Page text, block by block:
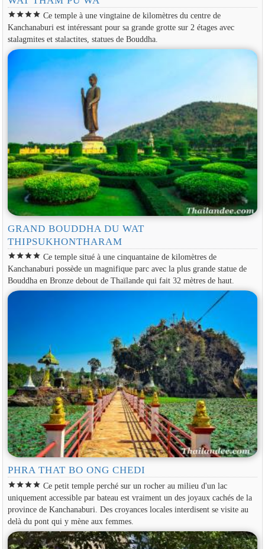
starstarstarstar Ce temple à une vingtaine de kilomètres du centre de
Kanchanaburi est intéressant pour sa grande grotte sur 2 étages avec
stalagmites et stalactites, statues de Bouddha.
GRAND BOUDDHA DU WAT
THIPSUKHONTHARAM
starstarstarstar Ce temple situé à une cinquantaine de kilomètres de
Kanchanaburi possède un magnifique parc avec la plus grande statue de
Bouddha en Bronze debout de Thaïlande qui fait 32 mètres de haut.
PHRA THAT BO ONG CHEDI
starstarstarstar Ce petit temple perché sur un rocher au milieu d'un lac
uniquement accessible par bateau est vraiment un des joyaux cachés de la
province de Kanchanaburi. Des croyances locales interdisent se visite au
delà du pont qui y mène aux femmes.